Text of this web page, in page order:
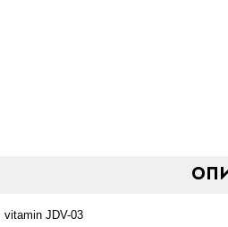
JDV-03